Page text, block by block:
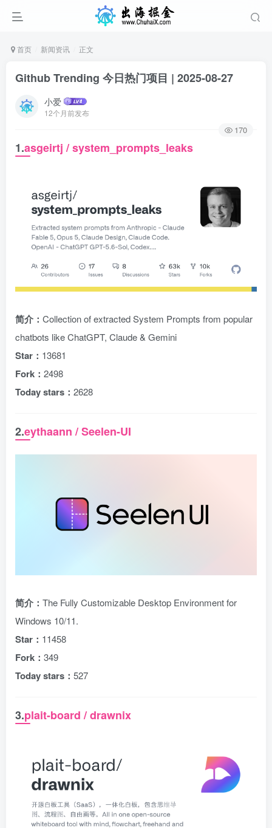
首页 新闻资讯 正文
Github Trending 今日热门项目 | 2025-08-27
小爱
12个月前发布
170
1.asgeirtj / system_prompts_leaks
简介： Collection of extracted System Prompts from popular
chatbots like ChatGPT, Claude & Gemini
Star： 13681
Fork： 2498
Today stars： 2628
2.eythaann / Seelen-UI
简介： The Fully Customizable Desktop Environment for
Windows 10/11.
Star： 11458
Fork： 349
Today stars： 527
3.plait-board / drawnix